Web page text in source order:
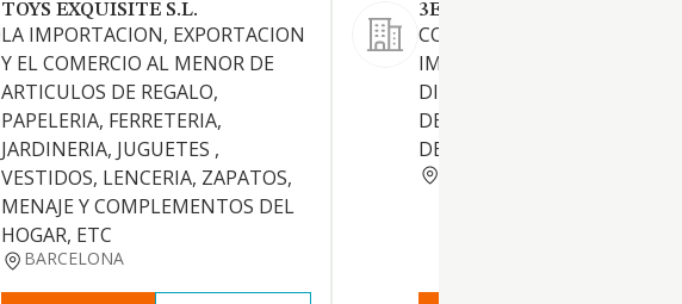
TOYS EXQUISITE S.L.
LA IMPORTACION, EXPORTACION
Y EL COMERCIO AL MENOR DE
ARTICULOS DE REGALO,
PAPELERIA, FERRETERIA,
JARDINERIA, JUGUETES ,
VESTIDOS, LENCERIA, ZAPATOS,
MENAJE Y COMPLEMENTOS DEL
HOGAR, ETC
BARCELONA
3ELSO SL
COMERCIALIZACION,
IMPORTACION,
DISTRIBUCION Y COMPRA-
DE ARTICULOS PARA
DECORACION.